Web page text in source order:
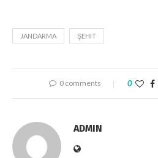
JANDARMA ŞEHIT
0 comments 0
ADMIN